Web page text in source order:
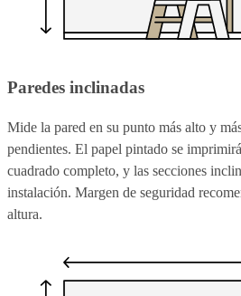
Paredes inclinadas
Mide la pared en su punto más alto y
pendientes. El papel pintado se
cuadrado completo, y las secciones
instalación. Margen de seguridad
altura.